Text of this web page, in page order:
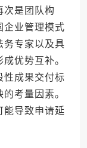
次是团队构
企业管理模式
务专家以及具
优势互补。
性成果交付标
考量因素。
能导致申请延